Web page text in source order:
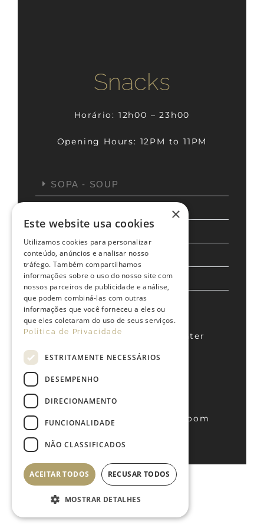
Snacks
Horário: 12h00 – 23h00
Opening Hours: 12PM to 11PM
SOPA - SOUP
PIZZA
SOBREMESA I DESSERT
IVA Incluído I VAT Included
!Alguns produtos poderão conter
alérgeneos!
!Some products may contain
allergens!
Taxa de Serviço de Quarto I Room
Service Tax: 5€
×
Este website usa cookies
Utilizamos cookies para personalizar
conteúdo, anúncios e analisar nosso
tráfego. Também compartilhamos
informações sobre o uso do nosso site com
nossos parceiros de publicidade e análise,
que podem combiná-las com outras
informações que você forneceu a eles ou
que eles coletaram do uso de seus serviços.
Política de Privacidade
ESTRITAMENTE NECESSÁRIOS
DESEMPENHO
DIRECIONAMENTO
FUNCIONALIDADE
NÃO CLASSIFICADOS
ACEITAR TODOS RECUSAR TODOS
MOSTRAR DETALHES